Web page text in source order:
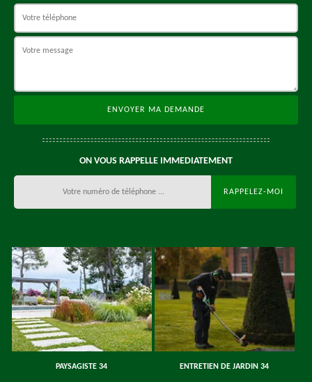
ON VOUS RAPPELLE IMMEDIATEMENT
PAYSAGISTE 34 ENTRETIEN DE JARDIN 34